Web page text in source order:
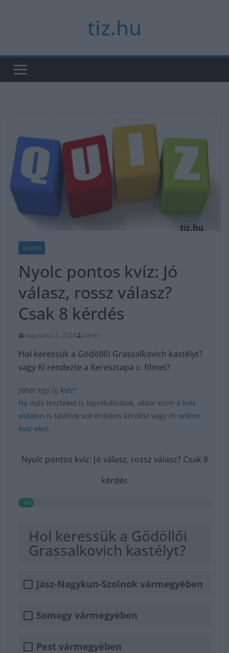
tiz.hu
VEGYES
Nyolc pontos kvíz: Jó
válasz, rossz válasz?
Csak 8 kérdés
augusztus 5, 2024 admin
Hol keressük a Gödöllői Grassalkovich kastélyt?
vagy Ki rendezte a Keresztapa c. filmet?
Jöhet egy új kvíz?
Ha más teszteket is kipróbálnátok, akkor ezen a kvíz
oldalon is találtok sok érdekes kérdést vagy itt online
kvíz-eket.
Nyolc pontos kvíz: Jó válasz, rossz válasz? Csak 8
kérdés
0%
Hol keressük a Gödöllői
Grassalkovich kastélyt?
Jász-Nagykun-Szolnok vármegyében
Somogy vármegyében
Pest vármegyében